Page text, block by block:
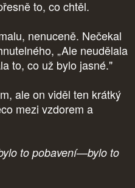
to, co chtěl.
nenuceně. Nečekal
„Ale neudělala
to, co už bylo jasné."
ale on viděl ten krátký
mezi vzdorem a
to pobavení—bylo to